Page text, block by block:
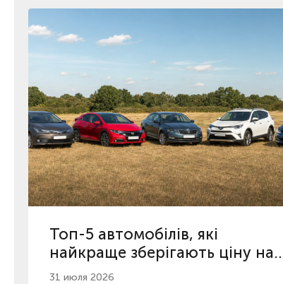
Топ-5 автомобілів, які
найкраще зберігають ціну на
вторинному ринку
31 июля 2026